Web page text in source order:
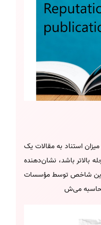
استناد به مقالات یک
باشد، نشان‌دهنده
این شاخص توسط مؤسسات